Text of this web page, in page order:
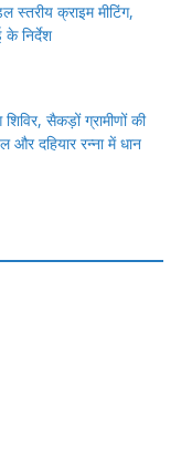
स्तरीय क्राइम मीटिंग,
निर्देश
सैकड़ों ग्रामीणों की
दहियार रन्ना में धान